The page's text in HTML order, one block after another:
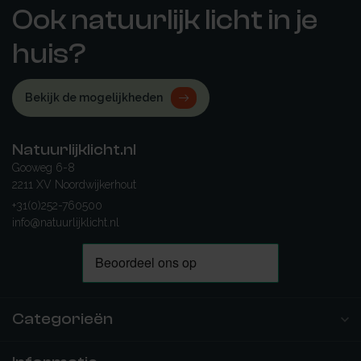
Ook natuurlijk licht in je
huis?
Bekijk de mogelijkheden
Natuurlijklicht.nl
Gooweg 6-8
2211 XV Noordwijkerhout
+31(0)252-760500
info@natuurlijklicht.nl
Categorieën